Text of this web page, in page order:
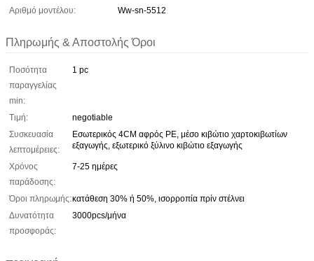
Αριθμό μοντέλου:
Ww-sn-5512
Πληρωμής & Αποστολής Όροι
Ποσότητα
παραγγελίας
min:
1 pc
Τιμή:
negotiable
Συσκευασία
λεπτομέρειες:
Εσωτερικός 4CM αφρός PE, μέσο κιβώτιο χαρτοκιβωτίων
εξαγωγής, εξωτερικό ξύλινο κιβώτιο εξαγωγής
Χρόνος
παράδοσης:
7-25 ημέρες
Όροι πληρωμής:κατάθεση 30% ή 50%, ισορροπία πρίν στέλνει
Δυνατότητα
προσφοράς:
3000pcs/μήνα